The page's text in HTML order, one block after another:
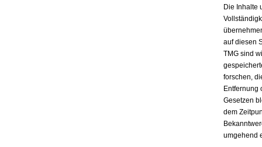
Die Inhalte
auf diesen
TMG sind
forschen,
Entfernung
Gesetzen
dem
umgehend